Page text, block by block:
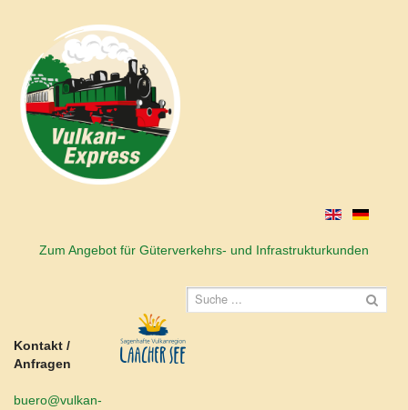
Zum Angebot für Güterverkehrs- und Infrastrukturkunden
Kontakt /
Anfragen
buero@vulkan-